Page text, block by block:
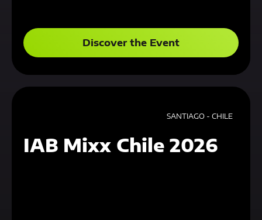
Discover the Event
IAB Mixx Chile 2026
SANTIAGO - CHILE